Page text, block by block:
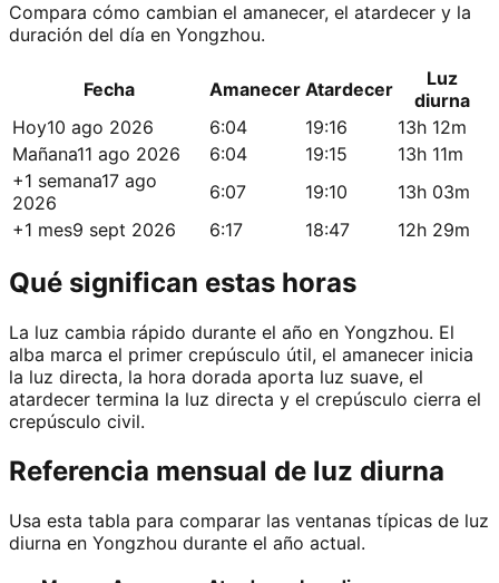
Compara cómo cambian el amanecer, el atardecer y la
duración del día en Yongzhou.
Fecha Amanecer Atardecer
Luz
diurna
Hoy10 ago 2026 6:04 19:16
13h 12m
Mañana11 ago 2026 6:04 19:15
13h 11m
+1 semana17 ago
2026
6:07 19:10
13h 03m
+1 mes9 sept 2026 6:17 18:47 12h 29m
Qué significan estas horas
La luz cambia rápido durante el año en Yongzhou. El
alba marca el primer crepúsculo útil, el amanecer inicia
la luz directa, la hora dorada aporta luz suave, el
atardecer termina la luz directa y el crepúsculo cierra el
crepúsculo civil.
Referencia mensual de luz diurna
Usa esta tabla para comparar las ventanas típicas de luz
diurna en Yongzhou durante el año actual.